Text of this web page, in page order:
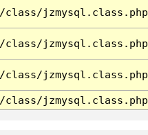
class/jzmysql.class.php
class/jzmysql.class.php
class/jzmysql.class.php
class/jzmysql.class.php